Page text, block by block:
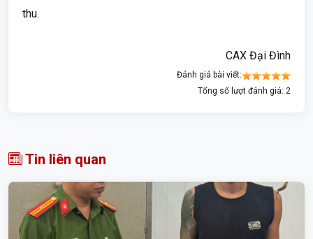
thu.
CAX Đại Đình
Đánh giá bài viết:
Tổng số lượt đánh giá: 2
Tin liên quan